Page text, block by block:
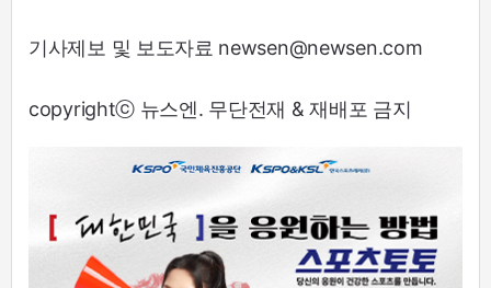
기사제보 및 보도자료 newsen@newsen.com
copyrightⓒ 뉴스엔. 무단전재 & 재배포 금지